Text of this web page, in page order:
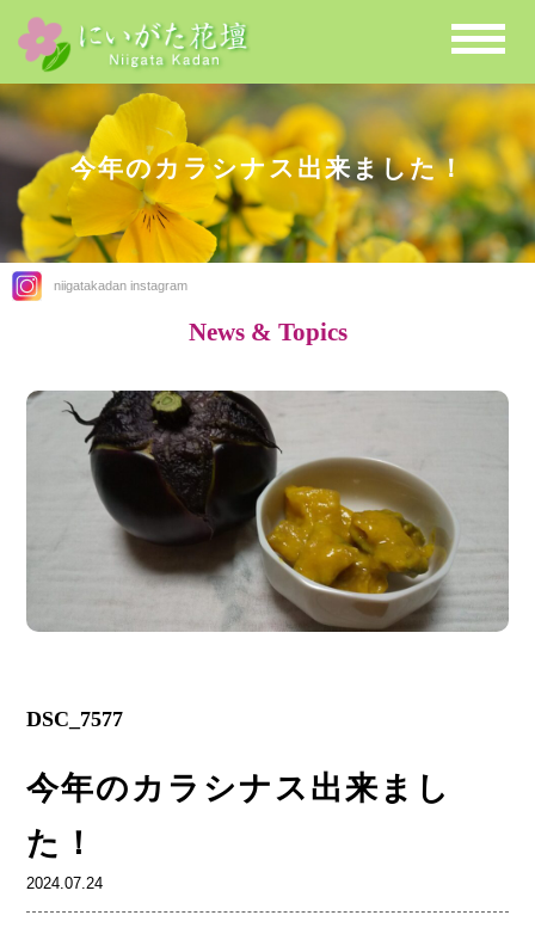
niigatakadan instagram
今年のカラシナス出来ました！
News & Topics
DSC_7577
今年のカラシナス出来まし
た！
2024.07.24